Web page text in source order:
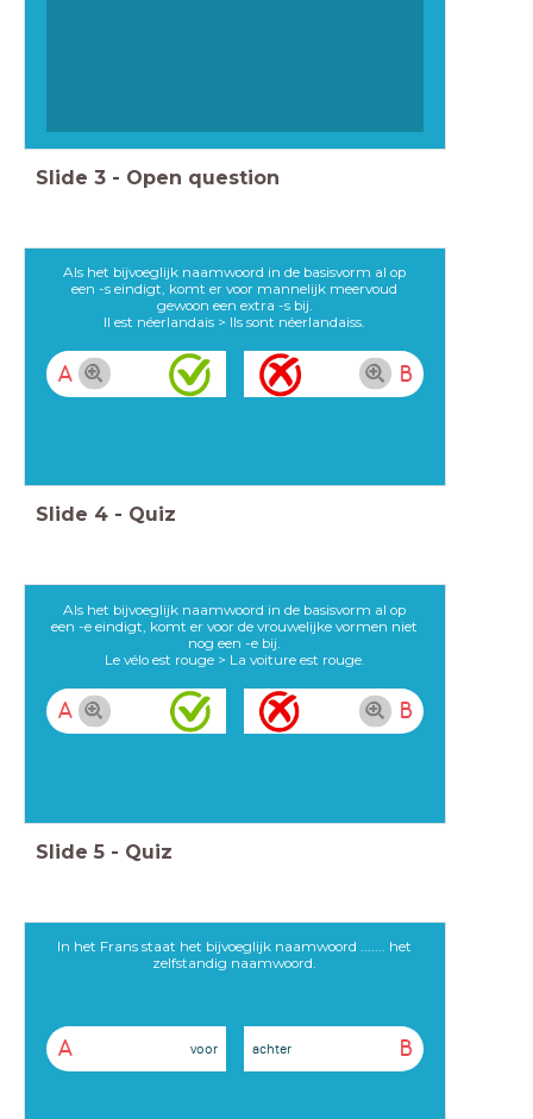
Slide 3 - Open question
Als het bijvoeglijk naamwoord in de basisvorm al op
een -s eindigt, komt er voor mannelijk meervoud
gewoon een extra -s bij.
Il est néerlandais > Ils sont néerlandaiss.
A B
Slide 4 - Quiz
Als het bijvoeglijk naamwoord in de basisvorm al op
een -e eindigt, komt er voor de vrouwelijke vormen niet
nog een -e bij.
Le vélo est rouge > La voiture est rouge.
A B
Slide 5 - Quiz
In het Frans staat het bijvoeglijk naamwoord ....... het
zelfstandig naamwoord.
A voor B
achter